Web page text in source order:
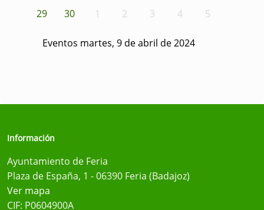
29
30 1 2 3 4 5
Eventos martes, 9 de abril de 2024
Información
Ayuntamiento de Feria
Plaza de España, 1 - 06390 Feria (Badajoz)
Ver mapa
CIF: P0604900A